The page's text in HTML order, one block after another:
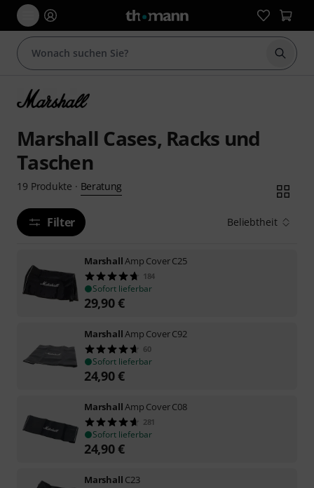
Suche
Marshall Cases, Racks und
Taschen
19 Produkte · Beratung
Filter Beliebtheit
MarshallAmp Cover C25
184
Sofort lieferbar
29,90€
MarshallAmp Cover C92
60
Sofort lieferbar
24,90€
MarshallAmp Cover C08
281
Sofort lieferbar
24,90€
Marshall C23